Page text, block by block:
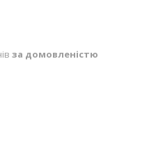
за домовленістю